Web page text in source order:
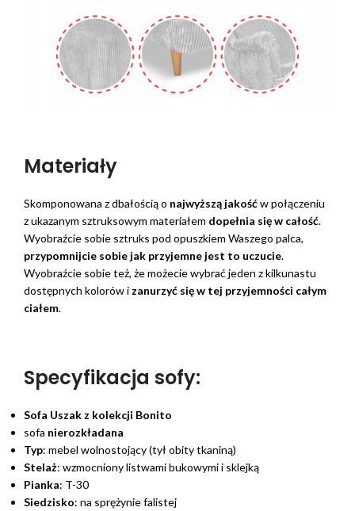
Materiały
Skomponowana z dbałością o najwyższą jakośćw połączeniu
z ukazanym sztruksowym materiałem dopełnia się w całość.
Wyobraźcie sobie sztruks pod opuszkiem Waszego palca,
przypomnijcie sobie jak przyjemne jest to uczucie.
Wyobraźcie sobie też, że możecie wybrać jeden z kilkunastu
dostępnych kolorów i zanurzyć się w tej przyjemności całym
ciałem.
Specyfikacja sofy:
Sofa Uszak z kolekcji Bonito
sofa nierozkładana
Typ: mebel wolnostojący (tył obity tkaniną)
Stelaż: wzmocniony listwami bukowymi i sklejką
Pianka: T-30
Siedzisko: na sprężynie falistej